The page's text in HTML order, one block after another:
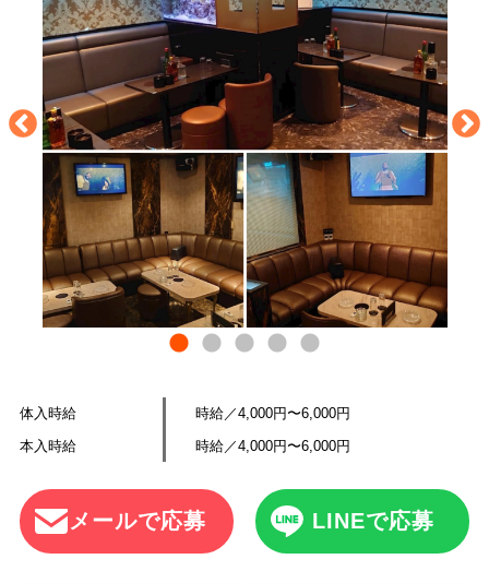
体入時給
時給／4,000円〜6,000円
本入時給
時給／4,000円〜6,000円
メールで応募 LINEで応募